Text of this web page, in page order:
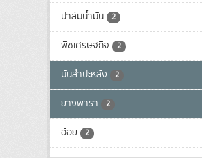
ปาล์มน้ำมัน 2
พืชเศรษฐกิจ 2
มันสำปะหลัง 2
ยางพารา 2
อ้อย 2